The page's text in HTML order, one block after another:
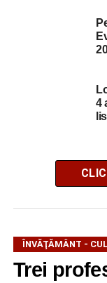
4
ÎNVĂŢĂMÂNT -
Trei